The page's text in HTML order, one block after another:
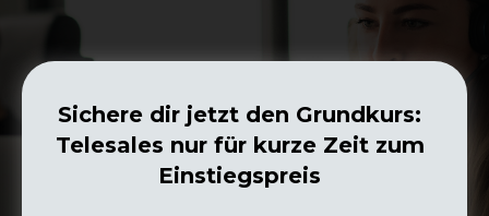
Sichere dir jetzt den Grundkurs:
Telesales nur für kurze Zeit zum
Einstiegspreis